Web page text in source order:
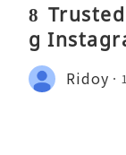
8
g
Ridoy